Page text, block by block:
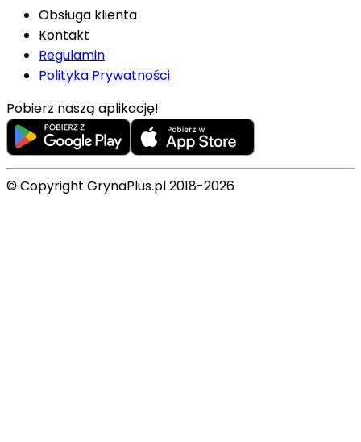
Obsługa klienta
Kontakt
Regulamin
Polityka Prywatności
Pobierz naszą aplikację!
© Copyright GrynaPlus.pl 2018-2026